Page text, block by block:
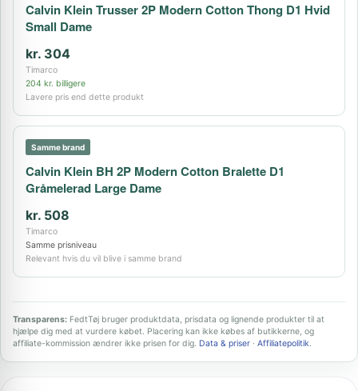
Calvin Klein Trusser 2P Modern Cotton Thong D1 Hvid
Small Dame
kr. 304
Timarco
204 kr. billigere
Lavere pris end dette produkt
Samme brand
Calvin Klein BH 2P Modern Cotton Bralette D1
Gråmelerad Large Dame
kr. 508
Timarco
Samme prisniveau
Relevant hvis du vil blive i samme brand
Transparens: FedtTøj bruger produktdata, prisdata og lignende produkter til at
hjælpe dig med at vurdere købet. Placering kan ikke købes af butikkerne, og
affiliate-kommission ændrer ikke prisen for dig. Data & priser · Affiliatepolitik.